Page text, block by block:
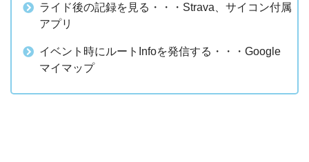
ライド後の記録を見る・・・Strava、サイコン付属
アプリ
イベント時にルートInfoを発信する・・・Google
マイマップ